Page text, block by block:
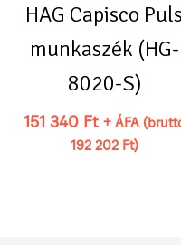
HAG Capisco Puls
munkaszék (HG-
8020-S)
151 340 Ft + ÁFA
192 202 Ft)